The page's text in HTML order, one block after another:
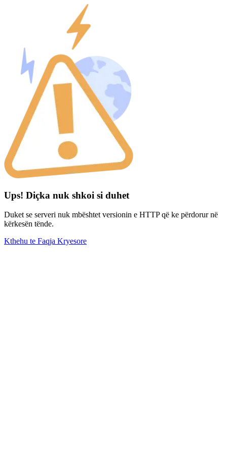
Ups! Diçka nuk shkoi si duhet
Duket se serveri nuk mbështet versionin e HTTP që ke përdorur në
kërkesën tënde.
Kthehu te Faqja Kryesore